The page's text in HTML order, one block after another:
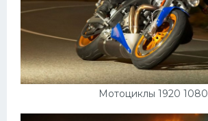
Мотоциклы 1920 1080